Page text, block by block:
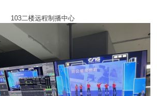
103二楼远程制播中心